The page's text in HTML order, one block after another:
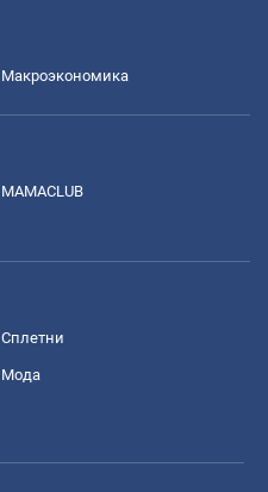
Mакроэкономика
MAMACLUB
Сплетни
Мода